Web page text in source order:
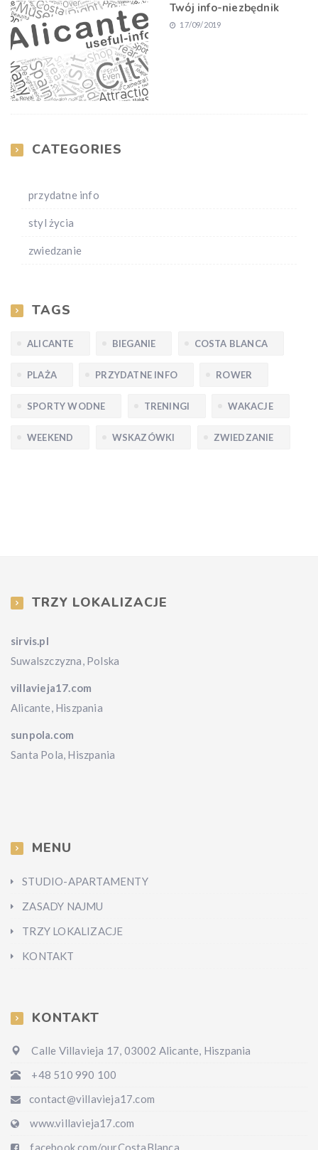
Twój info-niezbędnik
17/09/2019
CATEGORIES
przydatne info
styl życia
zwiedzanie
TAGS
ALICANTE BIEGANIE COSTA BLANCA
PLAŻA PRZYDATNE INFO ROWER
SPORTY WODNE TRENINGI WAKACJE
WEEKEND WSKAZÓWKI ZWIEDZANIE
TRZY LOKALIZACJE
sirvis.pl
Suwalszczyzna, Polska
villavieja17.com
Alicante, Hiszpania
sunpola.com
Santa Pola, Hiszpania
MENU
STUDIO-APARTAMENTY
ZASADY NAJMU
TRZY LOKALIZACJE
KONTAKT
KONTAKT
Calle Villavieja 17, 03002 Alicante, Hiszpania
+48 510 990 100
contact@villavieja17.com
www.villavieja17.com
facebook.com/ourCostaBlanca